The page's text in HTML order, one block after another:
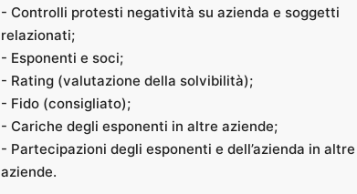
- Controlli protesti negatività su azienda e soggetti
relazionati;
- Esponenti e soci;
- Rating (valutazione della solvibilità);
- Fido (consigliato);
- Cariche degli esponenti in altre aziende;
- Partecipazioni degli esponenti e dell’azienda in altre
aziende.